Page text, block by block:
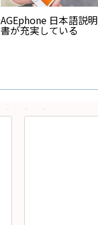
nas openmediavault
初期設定